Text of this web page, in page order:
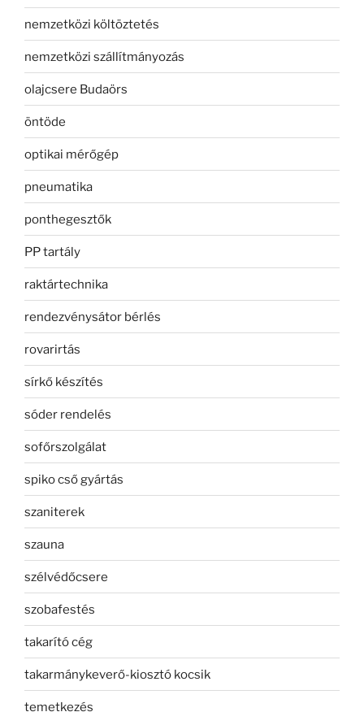
nemzetközi költöztetés
nemzetközi szállítmányozás
olajcsere Budaörs
öntöde
optikai mérőgép
pneumatika
ponthegesztők
PP tartály
raktártechnika
rendezvénysátor bérlés
rovarirtás
sírkő készítés
sóder rendelés
sofőrszolgálat
spiko cső gyártás
szaniterek
szauna
szélvédőcsere
szobafestés
takarító cég
takarmánykeverő-kiosztó kocsik
temetkezés